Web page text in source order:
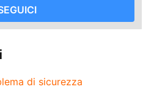
di sicurezza